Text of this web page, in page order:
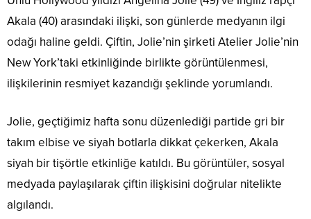
Akala (40) arasındaki ilişki, son günlerde medyanın ilgi
odağı haline geldi. Çiftin, Jolie’nin şirketi Atelier Jolie’nin
New York’taki etkinliğinde birlikte görüntülenmesi,
ilişkilerinin resmiyet kazandığı şeklinde yorumlandı.
Jolie, geçtiğimiz hafta sonu düzenlediği partide gri bir
takım elbise ve siyah botlarla dikkat çekerken, Akala
siyah bir tişörtle etkinliğe katıldı. Bu görüntüler, sosyal
medyada paylaşılarak çiftin ilişkisini doğrular nitelikte
algılandı.